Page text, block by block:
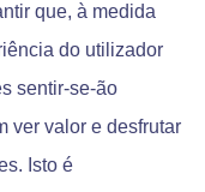
que, à medida
do utilizador
sentir-se-ão
ver valor e desfrutar
Isto é